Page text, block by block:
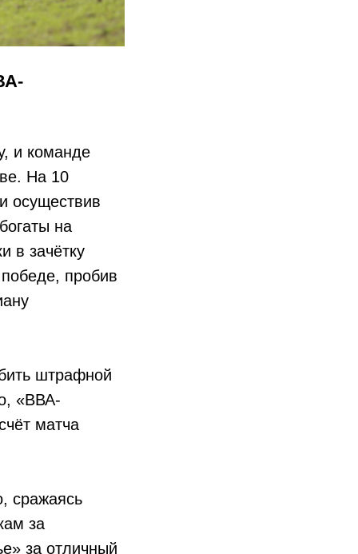
и команде
На 10
осуществив
на
в зачётку
пробив
штрафной
«ВВА-
матча
сражаясь
за
за отличный